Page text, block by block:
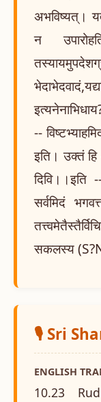
अभविष्यत्।
न
--
इति। उक्तं हि
दिवि।।इति
सर्वमिदं
सकलस्य
🎙️ Sri
ENGLISH
10.23